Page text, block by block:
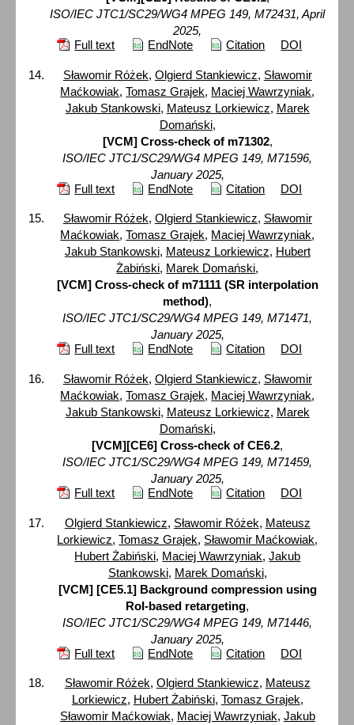
ISO/IEC JTC1/SC29/WG4 MPEG 149, M72431, April
2025,
Full text
EndNote Citation DOI
Sławomir Różek, Olgierd Stankiewicz, Sławomir
Maćkowiak,Tomasz Grajek, Maciej Wawrzyniak,
Jakub Stankowski, Mateusz Lorkiewicz, Marek
Domański,
[VCM] Cross-check of m71302,
ISO/IEC JTC1/SC29/WG4 MPEG 149, M71596,
January 2025,
Full text
EndNote Citation DOI
Sławomir Różek, Olgierd Stankiewicz, Sławomir
Maćkowiak,Tomasz Grajek, Maciej Wawrzyniak,
Jakub Stankowski, Mateusz Lorkiewicz, Hubert
Żabiński, Marek Domański,
[VCM] Cross-check of m71111 (SR interpolation
method),
ISO/IEC JTC1/SC29/WG4 MPEG 149, M71471,
January 2025,
Full text
EndNote Citation DOI
Sławomir Różek, Olgierd Stankiewicz, Sławomir
Maćkowiak,Tomasz Grajek, Maciej Wawrzyniak,
Jakub Stankowski, Mateusz Lorkiewicz, Marek
Domański,
[VCM][CE6] Cross-check of CE6.2,
ISO/IEC JTC1/SC29/WG4 MPEG 149, M71459,
January 2025,
Full text
EndNote Citation DOI
Olgierd Stankiewicz, Sławomir Różek, Mateusz
Lorkiewicz,Tomasz Grajek, Sławomir Maćkowiak,
Hubert Żabiński, Maciej Wawrzyniak,Jakub
Stankowski, Marek Domański,
[VCM] [CE5.1] Background compression using
RoI-based retargeting,
ISO/IEC JTC1/SC29/WG4 MPEG 149, M71446,
January 2025,
Full text
EndNote Citation DOI
Sławomir Różek, Olgierd Stankiewicz, Mateusz
Lorkiewicz, Hubert Żabiński, Tomasz Grajek,
Sławomir Maćkowiak, Maciej Wawrzyniak, Jakub